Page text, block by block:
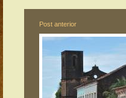
Post anterior